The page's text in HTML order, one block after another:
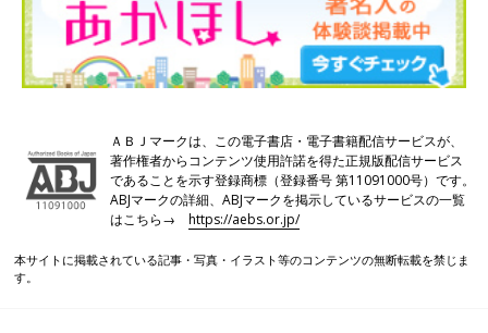
ＡＢＪマークは、この電子書店・電子書籍配信サービスが、
著作権者からコンテンツ使用許諾を得た正規版配信サービス
であることを示す登録商標（登録番号 第11091000号）です。
ABJマークの詳細、ABJマークを掲示しているサービスの一覧
はこちら→https://aebs.or.jp/
本サイトに掲載されている記事・写真・イラスト等のコンテンツの無断転載を禁じま
す。